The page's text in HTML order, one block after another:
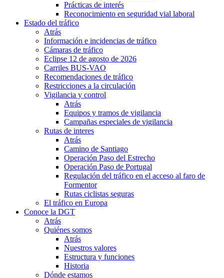
Prácticas de interés
Reconocimiento en seguridad vial laboral
Estado del tráfico
Atrás
Información e incidencias de tráfico
Cámaras de tráfico
Eclipse 12 de agosto de 2026
Carriles BUS-VAO
Recomendaciones de tráfico
Restricciones a la circulación
Vigilancia y control
Atrás
Equipos y tramos de vigilancia
Campañas especiales de vigilancia
Rutas de interes
Atrás
Camino de Santiago
Operación Paso del Estrecho
Operación Paso de Portugal
Regulación del tráfico en el acceso al faro de
Formentor
Rutas ciclistas seguras
El tráfico en Europa
Conoce la DGT
Atrás
Quiénes somos
Atrás
Nuestros valores
Estructura y funciones
Historia
Dónde estamos